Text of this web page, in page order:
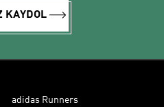
KAYDOL
adidas Runners